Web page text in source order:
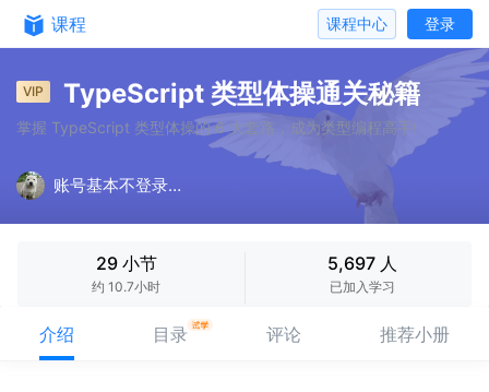
课程 课程中心 登录
VIP TypeScript 类型体操通关秘籍
掌握 TypeScript 类型体操的 6 大套路，成为类型编程高手!
账号基本不登录可以加我微信
29 小节
约 10.7小时
5,697 人
已加入学习
介绍 目录 评论 推荐小册